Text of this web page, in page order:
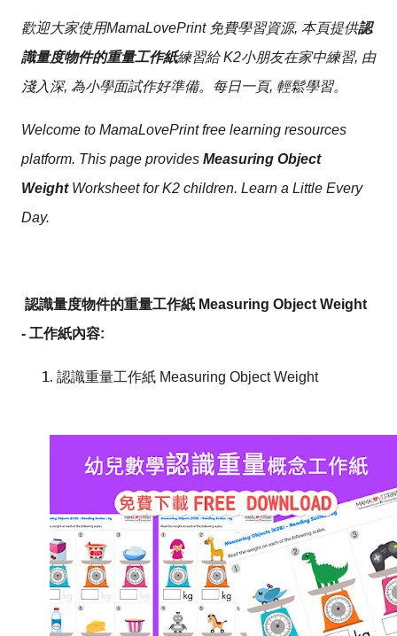
歡迎大家使用MamaLovePrint 免費學習資源, 本頁提供認
識量度物件的重量工作紙練習給 K2小朋友在家中練習, 由
淺入深, 為小學面試作好準備。每日一頁, 輕鬆學習。
Welcome to MamaLovePrint free learning resources
platform. This page provides Measuring Object
Weight Worksheet for K2 children. Learn a Little Every
Day.
認識量度物件的重量工作紙 Measuring Object Weight
- 工作紙內容:
認識重量工作紙 Measuring Object Weight